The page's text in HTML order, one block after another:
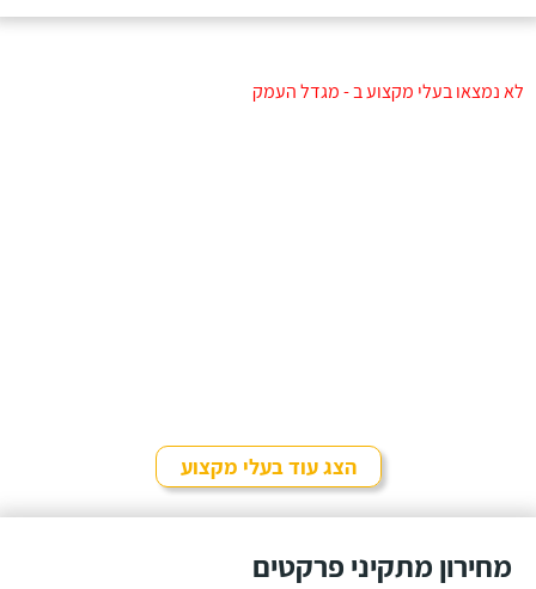
לא נמצאו בעלי מקצוע ב - מגדל העמק
הצג עוד בעלי מקצוע
מחירון מתקיני פרקטים